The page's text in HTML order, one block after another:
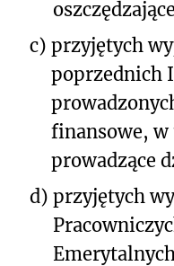
c) przyjętych
poprzednich
finansowe,
prowadzące
d) przyjętych